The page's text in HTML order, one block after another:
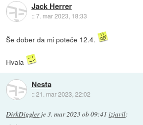
Jack Herrer
::7. mar 2023, 18:33
Še dober da mi poteče 12.4.
Hvala
Nesta
::21. mar 2023, 22:02
DirkDigglerje3. mar 2023 ob 09:41 izjavil: